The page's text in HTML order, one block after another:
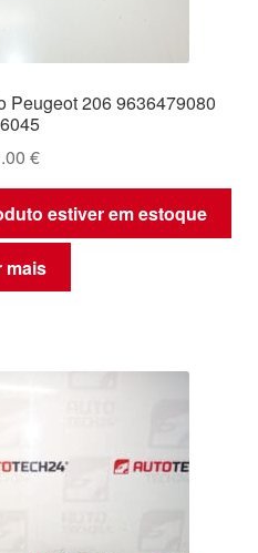
Peugeot 206 9636479080
€
estiver em estoque
mais